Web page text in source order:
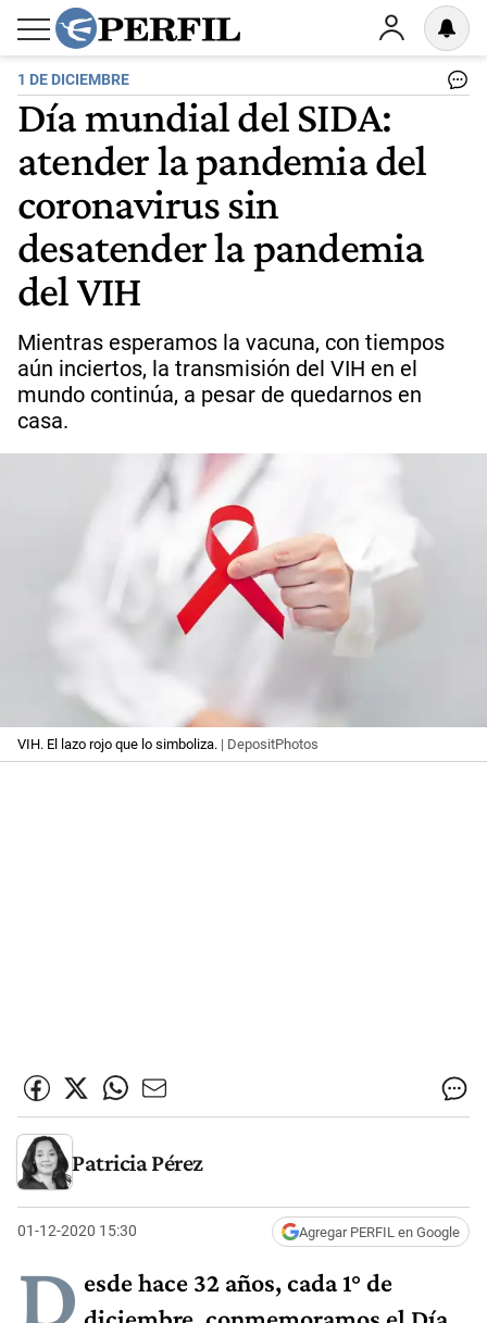
1 DE DICIEMBRE
Día mundial del SIDA:
atender la pandemia del
coronavirus sin
desatender la pandemia
del VIH
Mientras esperamos la vacuna, con tiempos
aún inciertos, la transmisión del VIH en el
mundo continúa, a pesar de quedarnos en
casa.
VIH. El lazo rojo que lo simboliza. | DepositPhotos
Patricia Pérez
01-12-2020 15:30 Agregar PERFIL en Google
D esde hace 32 años, cada 1° de